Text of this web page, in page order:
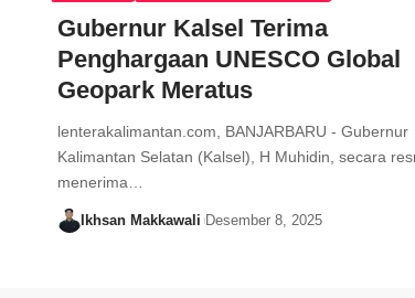
Gubernur Kalsel Terima
Penghargaan UNESCO Global
Geopark Meratus
lenterakalimantan.com, BANJARBARU - Gubernur
Kalimantan Selatan (Kalsel), H Muhidin, secara
menerima…
Ikhsan Makkawali Desember 8, 2025